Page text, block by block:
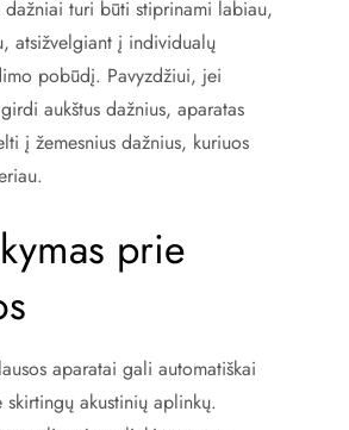
dažniai turi būti stiprinami labiau,
atsižvelgiant į individualų
pobūdį. Pavyzdžiui, jei
aukštus dažnius, aparatas
į žemesnius dažnius, kuriuos
prie
aparatai gali automatiškai
akustinių aplinkų.